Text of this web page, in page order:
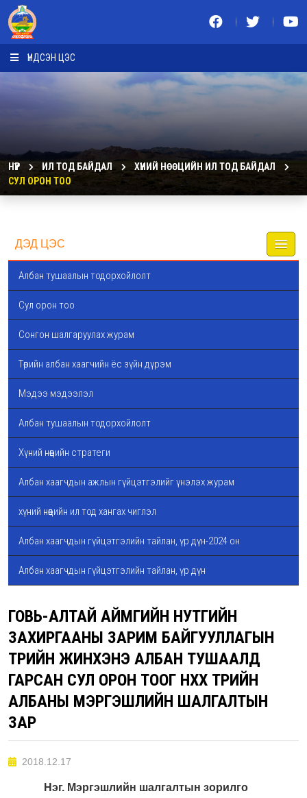
ҮНДСЭН ЦЭС
НҮҮР ИЛ ТОД БАЙДАЛ
ХҮНИЙ НӨӨЦИЙН ИЛ ТОД БАЙДАЛ
СУЛ ОРОН ТОО
ДЭД ЦЭС
Албан тушаалын тодорхойлолт
Сул орон тоо
Сонгон шалгаруулах журам
Төрийн албан хаагчийн ёс зүйн дүрэм
Мэдээ мэдээлэл
Албан тушаалын тодорхойлолт
Хүний нөөцийн стратеги
Албан хаагчдын ажлын гүйцэтгэлийг үнэлэх журам
хүний нөөцийн ил тод хангах чиглэл
Албан хаагчдын гүйцэтгэлийн тайлан, үр дүн-2024 он
Албан хаагчдын гүйцэтгэлийн тайлан, үр дүн
ГОВЬ-АЛТАЙ АЙМГИЙН НУТГИЙН
ЗАХИРГААНЫ ЗАРИМ БАЙГУУЛЛАГЫН
ТӨРИЙН ЖИНХЭНЭ АЛБАН ТУШААЛД
ГАРСАН СУЛ ОРОН ТООГ НӨХӨХ ТӨРИЙН
АЛБАНЫ МЭРГЭШЛИЙН ШАЛГАЛТЫН
ЗАР
2018.12.17
Нэг. Мэргэшлийн шалгалтын зорилго